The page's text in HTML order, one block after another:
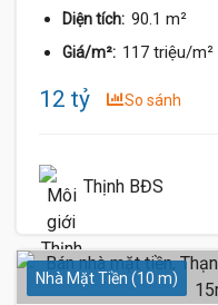
Diện tích: 90.1 m²
Giá/m²: 117 triệu/m²
12 tỷ So sánh
Thịnh BĐS
Nhà Mặt Tiền (10 m)